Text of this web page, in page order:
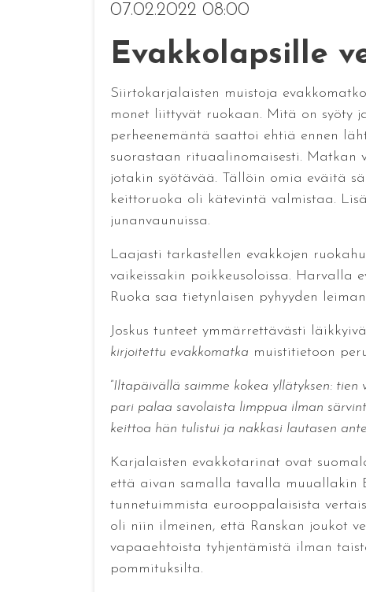
07.02.2022 08:00
Evakkolapsille
Siirtokarjalaisten muistoja
monet liittyvät ruokaan. Mitä on syöty
perheenemäntä saattoi ehtiä ennen
suorastaan rituaalinomaisesti.
jotakin syötävää. Tällöin omia eväitä
keittoruoka oli kätevintä valmistaa.
junanvaunuissa.
Laajasti tarkastellen evakkojen
vaikeissakin poikkeusoloissa. Harvalla
Ruoka saa tietynlaisen pyhyyden
Joskus tunteet ymmärrettävästi
kirjoitettu evakkomatka muistitietoon
”Iltapäivällä saimme kokea yllätyksen:
pari palaa savolaista limppua ilman
keittoa hän tulistui ja nakkasi lautasen
Karjalaisten evakkotarinat ovat
että aivan samalla tavalla muuallakin
tunnetuimmista eurooppalaisista
oli niin ilmeinen, että Ranskan joukot
vapaaehtoista tyhjentämistä ilman
pommituksilta.